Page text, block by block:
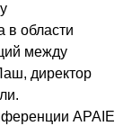
в области
между
директор
APAIE